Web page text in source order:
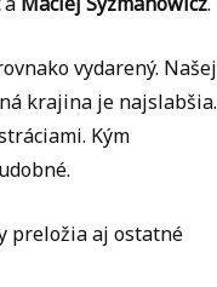
vydarený. Našej
krajina je najslabšia.
Kým
preložia aj ostatné